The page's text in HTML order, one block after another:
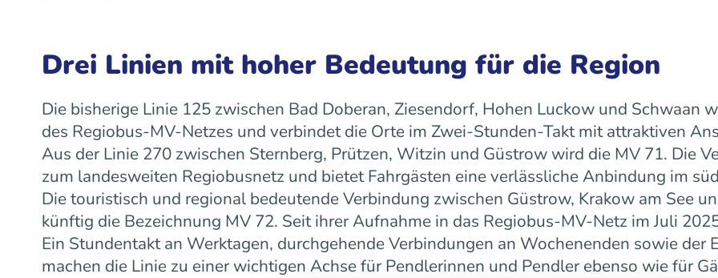
Drei Linien mit hoher Bedeutung für die Region
Die bisherige Linie 125 zwischen Bad Doberan, Ziesendorf, Hohen Luckow und Schwaan
des Regiobus-MV-Netzes und verbindet die Orte im Zwei-Stunden-Takt mit attraktiven
Aus der Linie 270 zwischen Sternberg, Prützen, Witzin und Güstrow wird die MV 71. Die
zum landesweiten Regiobusnetz und bietet Fahrgästen eine verlässliche Anbindung im
Die touristisch und regional bedeutende Verbindung zwischen Güstrow, Krakow am See
künftig die Bezeichnung MV 72. Seit ihrer Aufnahme in das Regiobus-MV-Netz im Juli
Ein Stundentakt an Werktagen, durchgehende Verbindungen an Wochenenden sowie der
machen die Linie zu einer wichtigen Achse für Pendlerinnen und Pendler ebenso wie für